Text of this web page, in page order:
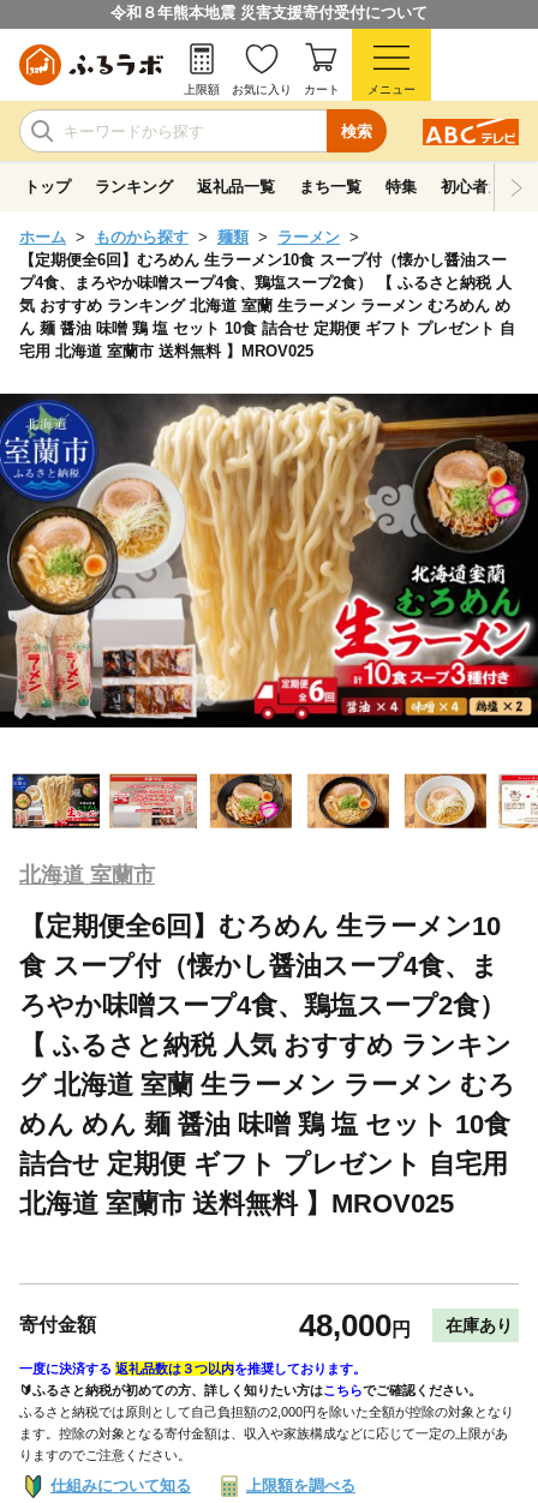
令和８年熊本地震 災害支援寄付受付について
検索
上限額 お気に入り カート メニュー
トップ ランキング 返礼品一覧 まち一覧 特集 初心者ガイド
ホーム ものから探す 麺類
ラーメン
【定期便全6回】むろめん 生ラーメン10食 スープ付（懐かし醤油スー
プ4食、まろやか味噌スープ4食、鶏塩スープ2食） 【 ふるさと納税 人
気 おすすめ ランキング 北海道 室蘭 生ラーメン ラーメン むろめん め
ん 麺 醤油 味噌 鶏 塩 セット 10食 詰合せ 定期便 ギフト プレゼント 自
宅用 北海道 室蘭市 送料無料 】MROV025
北海道 室蘭市
【定期便全6回】むろめん 生ラーメン10
食 スープ付（懐かし醤油スープ4食、ま
ろやか味噌スープ4食、鶏塩スープ2食）
【 ふるさと納税 人気 おすすめ ランキン
グ 北海道 室蘭 生ラーメン ラーメン むろ
めん めん 麺 醤油 味噌 鶏 塩 セット 10食
詰合せ 定期便 ギフト プレゼント 自宅用
北海道 室蘭市 送料無料 】MROV025
寄付金額 48,000円 在庫あり
一度に決済する 返礼品数は３つ以内を推奨しております。
🔰ふるさと納税が初めての方、詳しく知りたい方はこちらでご確認ください。
ふるさと納税では原則として自己負担額の2,000円を除いた全額が控除の対象となり
ます。控除の対象となる寄付金額は、収入や家族構成などに応じて一定の上限があ
りますのでご注意ください。
仕組みについて知る 上限額を調べる